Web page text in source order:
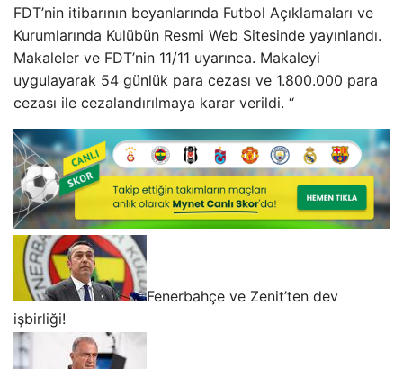
FDT’nin itibarının beyanlarında Futbol Açıklamaları ve
Kurumlarında Kulübün Resmi Web Sitesinde yayınlandı.
Makaleler ve FDT’nin 11/11 uyarınca. Makaleyi
uygulayarak 54 günlük para cezası ve 1.800.000 para
cezası ile cezalandırılmaya karar verildi. “
Fenerbahçe ve Zenit’ten dev
işbirliği!